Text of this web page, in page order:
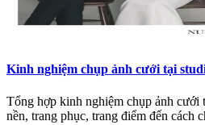
Kinh nghiệm chụp ảnh cưới tại
Tổng hợp kinh nghiệm chụp ảnh cưới
nền, trang phục, trang điểm đến cách